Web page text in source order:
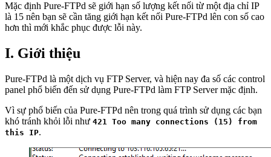
Mặc định Pure-FTPd sẽ giới hạn số lượng kết nối từ một địa chỉ IP
là 15 nên bạn sẽ cần tăng giới hạn kết nối Pure-FTPd lên con số cao
hơn thì mới khắc phục được lỗi này.
I. Giới thiệu
Pure-FTPd là một dịch vụ FTP Server, và hiện nay đa số các control
panel phổ biến đến sử dụng Pure-FTPd làm FTP Server mặc định.
Vì sự phổ biến của Pure-FTPd nên trong quá trình sử dụng các bạn
khó tránh khỏi lỗi như 421 Too many connections (15) from
this IP.